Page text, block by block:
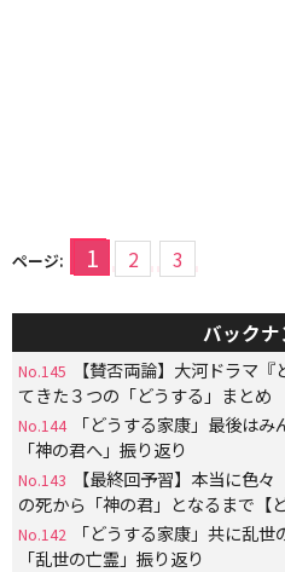
ページ: 1 2 3
バックナ
No.145
【賛否両論】大河ドラマ
てきた３つの「どうする」まとめ
No.144
「どうする家康」最後は
「神の君へ」振り返り
No.143
【最終回予習】本当に色
の死から「神の君」となるまで【
No.142
「どうする家康」共に乱
「乱世の亡霊」振り返り